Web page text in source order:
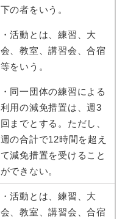
下の者をいう。
・活動とは、練習、大
会、教室、講習会、合宿
等をいう。
・同一団体の練習による
利用の減免措置は、週3
回までとする。ただし、
週の合計で12時間を超え
て減免措置を受けること
ができない。
・活動とは、練習、大
会、教室、講習会、合宿